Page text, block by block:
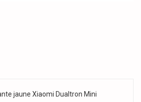
jaune Xiaomi Dualtron Mini